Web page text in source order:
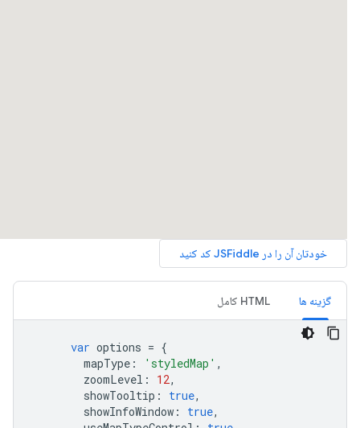
گزینه ها HTML کامل
var options = {
mapType : 'styledMap' ,
zoomLevel : 12,
showTooltip : true,
showInfoWindow : true,